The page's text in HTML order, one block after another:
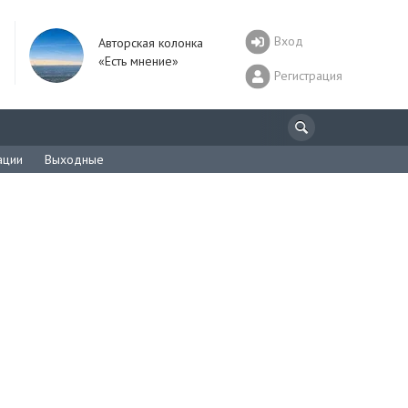
Авторская колонка
«Есть мнение»
Вход
Регистрация
Выходные